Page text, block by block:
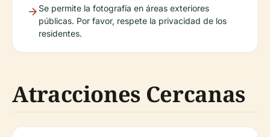
Se permite la fotografía en áreas exteriores
públicas. Por favor, respete la privacidad de los
residentes.
Atracciones Cercanas